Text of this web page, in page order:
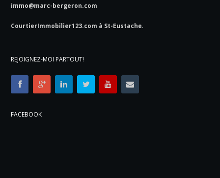
immo@marc-bergeron.com
CourtierImmobilier123.com à St-Eustache.
REJOIGNEZ-MOI PARTOUT!
FACEBOOK